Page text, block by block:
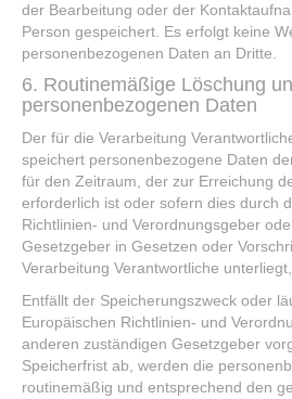
der Bearbeitung oder der
Person gespeichert. Es erfolgt keine
personenbezogenen Daten an Dritte.
6. Routinemäßige Löschung
personenbezogenen Daten
Der für die Verarbeitung
speichert personenbezogene Daten
für den Zeitraum, der zur Erreichung
erforderlich ist oder sofern dies durch
Richtlinien- und Verordnungsgeber
Gesetzgeber in Gesetzen oder
Verarbeitung Verantwortliche
Entfällt der Speicherungszweck oder
Europäischen Richtlinien- und
anderen zuständigen Gesetzgeber
Speicherfrist ab, werden die
routinemäßig und entsprechend den